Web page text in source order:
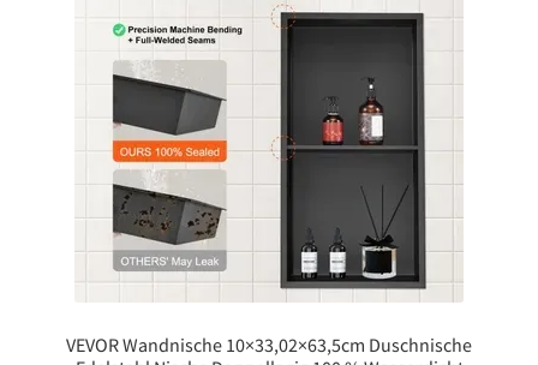
VEVOR Wandnische 10×33,02×63,5cm Duschnische